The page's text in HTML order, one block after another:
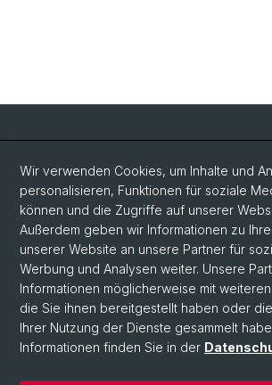
Social Media
LinkedIn
Bluesky
Vimeo
© Universität Basel
Wir verwenden Cookies, um Inhalte und
personalisieren, Funktionen für soziale
können und die Zugriffe auf unserer
Außerdem geben wir Informationen zu
unserer Website an unsere Partner für
Werbung und Analysen weiter. Unsere
Informationen möglicherweise mit
die Sie ihnen bereitgestellt haben oder die
Ihrer Nutzung der Dienste gesammelt
Informationen finden Sie in der